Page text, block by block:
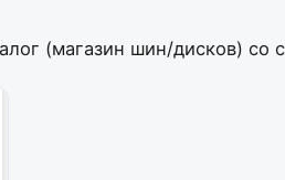
(магазин шин/дисков) со